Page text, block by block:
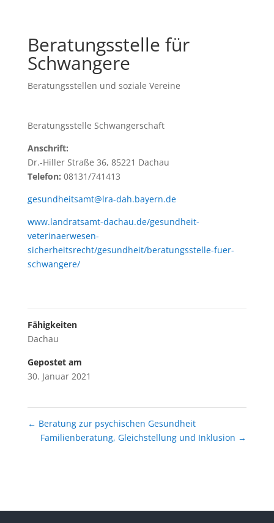
Beratungsstelle für
Schwangere
Beratungsstellen und soziale Vereine
Beratungsstelle Schwangerschaft
Anschrift:
Dr.-Hiller Straße 36, 85221 Dachau
Telefon: 08131/741413
gesundheitsamt@lra-dah.bayern.de
www.landratsamt-dachau.de/gesundheit-
veterinaerwesen-
sicherheitsrecht/gesundheit/beratungsstelle-fuer-
schwangere/
Fähigkeiten
Dachau
Gepostet am
30. Januar 2021
← Beratung zur psychischen Gesundheit
Familienberatung, Gleichstellung und Inklusion →